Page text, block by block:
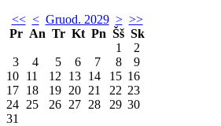
<< < Gruod. 2029 > >>
Pr An Tr Kt Pn Šš Sk
1
2
3
4 5 6 7 8
9
10 11 12 13 14 15 16
17 18 19 20 21 22 23
24 25 26 27 28 29 30
31